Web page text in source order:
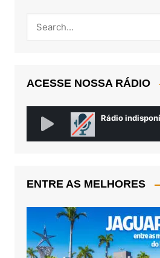
ACESSE NOSSA RÁDIO
ENTRE AS MELHORES